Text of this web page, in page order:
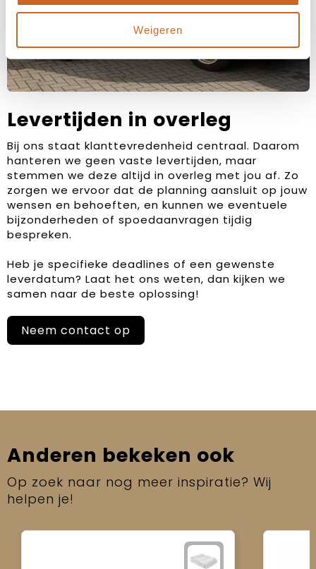
Weigeren
Levertijden in overleg
Bij ons staat klanttevredenheid centraal. Daarom
hanteren we geen vaste levertijden, maar
stemmen we deze altijd in overleg met jou af. Zo
zorgen we ervoor dat de planning aansluit op jouw
wensen en behoeften, en kunnen we eventuele
bijzonderheden of spoedaanvragen tijdig
bespreken.
Heb je specifieke deadlines of een gewenste
leverdatum? Laat het ons weten, dan kijken we
samen naar de beste oplossing!
Neem contact op
Anderen bekeken ook
Op zoek naar nog meer inspiratie? Wij
helpen je!